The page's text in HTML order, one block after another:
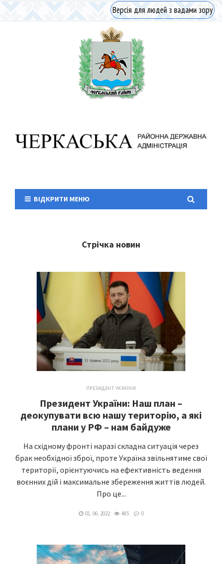
Версія для людей з вадами зору
ВІДКРИТИ МЕНЮ
Стрічка новин
ПРЕЗИДЕНТ УКРАЇНИ
Президент України: Наш план –
деокупувати всю нашу територію, а які
плани у РФ – нам байдуже
На східному фронті наразі складна ситуація через
брак необхідної зброї, проте Україна звільнятиме свої
території, орієнтуючись на ефективність ведення
воєнних дій і максимальне збереження життів людей.
Про це...
01. 06. 2022 485 0